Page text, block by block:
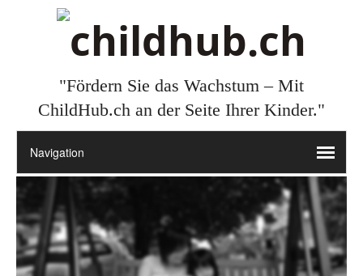
"Fördern Sie das Wachstum – Mit
ChildHub.ch an der Seite Ihrer Kinder."